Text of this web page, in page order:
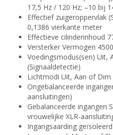
17,5 Hz / 120 Hz; –10 bij
Effectief zuigeroppervlak
0,1386 vierkante meter
Effectieve cilinderinhoud
Versterker Vermogen
Voedingsmodus(sen) Uit,
(Signaaldetectie)
Lichtmodi Uit, Aan of Dim
Ongebalanceerde
aansluitingen)
Gebalanceerde ingangen
vrouwelijke XLR-
Ingangsaarding